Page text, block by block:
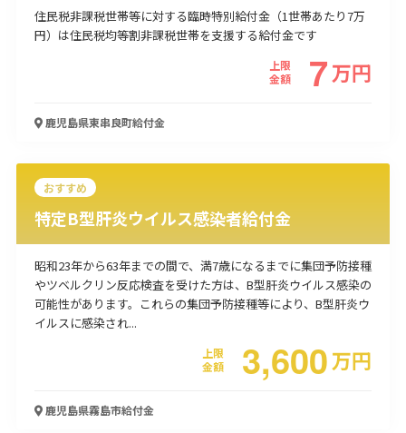
住民税非課税世帯等に対する臨時特別給付金（1世帯あたり7万
円）は住民税均等割非課税世帯を支援する給付金です
上限
金額
7万円
鹿児島県東串良町給付金
おすすめ
特定B型肝炎ウイルス感染者給付金
昭和23年から63年までの間で、満7歳になるまでに集団予防接種
やツベルクリン反応検査を受けた方は、B型肝炎ウイルス感染の
可能性があります。これらの集団予防接種等により、B型肝炎ウ
イルスに感染され...
上限
金額
3,600万円
鹿児島県霧島市給付金